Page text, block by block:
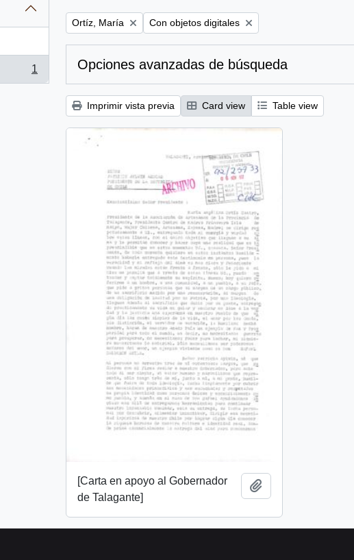
1
Remove filter:
Ortíz, María Remove filter:
Con objetos digitales
Opciones avanzadas de búsqueda
Imprimir vista previa Card view Table view
[Carta en apoyo al Gobernador
de Talagante]